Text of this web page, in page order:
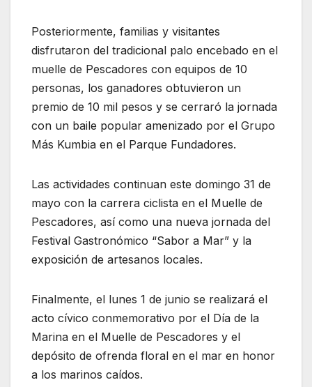
Posteriormente, familias y visitantes
disfrutaron del tradicional palo encebado en el
muelle de Pescadores con equipos de 10
personas, los ganadores obtuvieron un
premio de 10 mil pesos y se cerraró la jornada
con un baile popular amenizado por el Grupo
Más Kumbia en el Parque Fundadores.
Las actividades continuan este domingo 31 de
mayo con la carrera ciclista en el Muelle de
Pescadores, así como una nueva jornada del
Festival Gastronómico “Sabor a Mar” y la
exposición de artesanos locales.
Finalmente, el lunes 1 de junio se realizará el
acto cívico conmemorativo por el Día de la
Marina en el Muelle de Pescadores y el
depósito de ofrenda floral en el mar en honor
a los marinos caídos.